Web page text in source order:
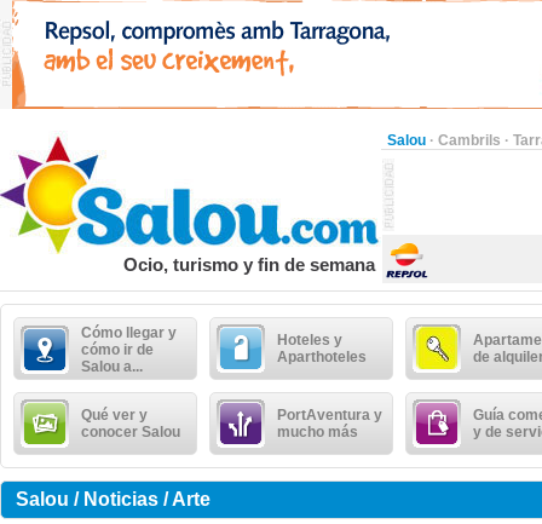
Salou · Cambrils ·
Ocio, turismo y fin de semana
Cómo llegar y
cómo ir de
Salou a...
Hoteles y
Aparthoteles
de
Qué ver y
conocer Salou
PortAventura y
mucho más
Guía
y de
Salou / Noticias / Arte